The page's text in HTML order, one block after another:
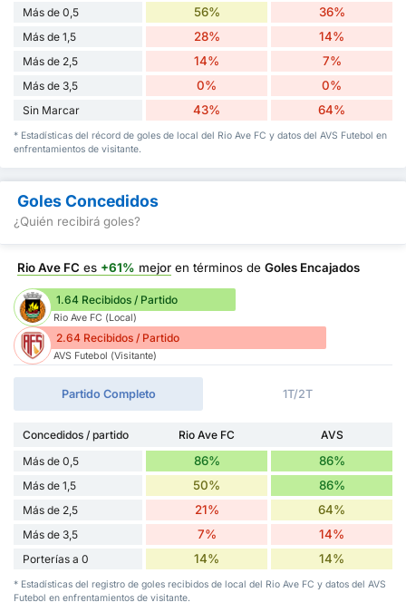
Más de 0,5
56% 36%
Más de 1,5 28% 14%
Más de 2,5 14% 7%
Más de 3,5 0% 0%
Sin Marcar 43% 64%
* Estadísticas del récord de goles de local del Rio Ave FC y datos del AVS Futebol en
enfrentamientos de visitante.
Goles Concedidos
¿Quién recibirá goles?
Rio Ave FC es +61% mejor en términos de Goles Encajados
1.64 Recibidos / Partido
Rio Ave FC (Local)
2.64 Recibidos / Partido
AVS Futebol (Visitante)
Partido Completo 1T/2T
Concedidos / partido Rio Ave FC
AVS
Más de 0,5
86% 86%
Más de 1,5 50% 86%
Más de 2,5 21% 64%
Más de 3,5 7% 14%
Porterías a 0 14% 14%
* Estadísticas del registro de goles recibidos de local del Rio Ave FC y datos del AVS
Futebol en enfrentamientos de visitante.